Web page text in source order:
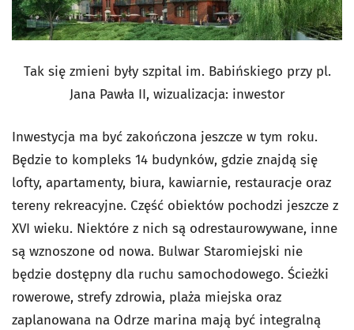
Tak się zmieni były szpital im. Babińskiego przy pl.
Jana Pawła II, wizualizacja: inwestor
Inwestycja ma być zakończona jeszcze w tym roku.
Będzie to kompleks 14 budynków, gdzie znajdą się
lofty, apartamenty, biura, kawiarnie, restauracje oraz
tereny rekreacyjne. Część obiektów pochodzi jeszcze z
XVI wieku. Niektóre z nich są odrestaurowywane, inne
są wznoszone od nowa. Bulwar Staromiejski nie
będzie dostępny dla ruchu samochodowego. Ścieżki
rowerowe, strefy zdrowia, plaża miejska oraz
zaplanowana na Odrze marina mają być integralną